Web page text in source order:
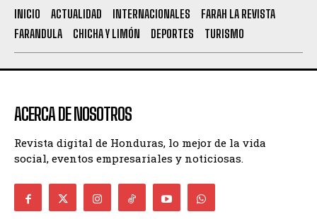
INICIO ACTUALIDAD INTERNACIONALES
FARAH LA REVISTA
FARANDULA
CHICHA Y LIMÓN DEPORTES TURISMO
ACERCA DE NOSOTROS
Revista digital de Honduras, lo mejor de la vida
social, eventos empresariales y noticiosas.